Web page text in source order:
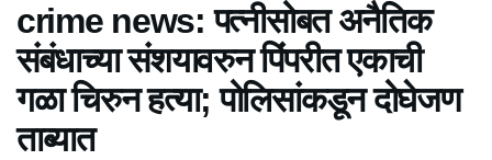
crime news: पत्नीसोबत अनैतिक
संबंधाच्या संशयावरुन पिंपरीत एकाची
गळा चिरुन हत्या; पोलिसांकडून दोघेजण
ताब्यात